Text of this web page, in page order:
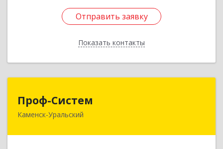
Отправить заявку
Показать контакты
Отправить заявку
Назад
Проф-Систем
Каменск-Уральский
623406, Свердловская обл, Каменск-Уральский